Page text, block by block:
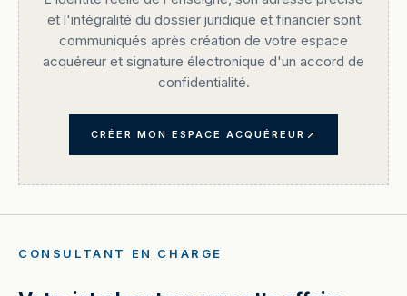
et l'intégralité du dossier juridique et financier sont
communiqués après création de votre espace
acquéreur et signature électronique d'un accord de
confidentialité.
CRÉER MON ESPACE ACQUÉREUR
CONSULTANT EN CHARGE